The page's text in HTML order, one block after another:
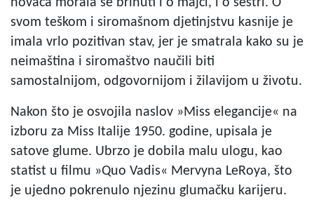
novaca morala se brinuti i o majci, i o sestri. O
svom teškom i siromašnom djetinjstvu kasnije je
imala vrlo pozitivan stav, jer je smatrala kako su je
neimaština i siromaštvo naučili biti
samostalnijom, odgovornijom i žilavijom u životu.
Nakon što je osvojila naslov »Miss elegancije« na
izboru za Miss Italije 1950. godine, upisala je
satove glume. Ubrzo je dobila malu ulogu, kao
statist u filmu »Quo Vadis« Mervyna LeRoya, što
je ujedno pokrenulo njezinu glumačku karijeru.